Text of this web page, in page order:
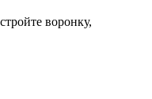
воронку,